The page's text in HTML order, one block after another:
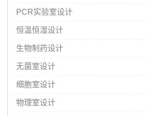
PCR实验室设计
恒温恒湿设计
生物制药设计
无菌室设计
细胞室设计
物理室设计